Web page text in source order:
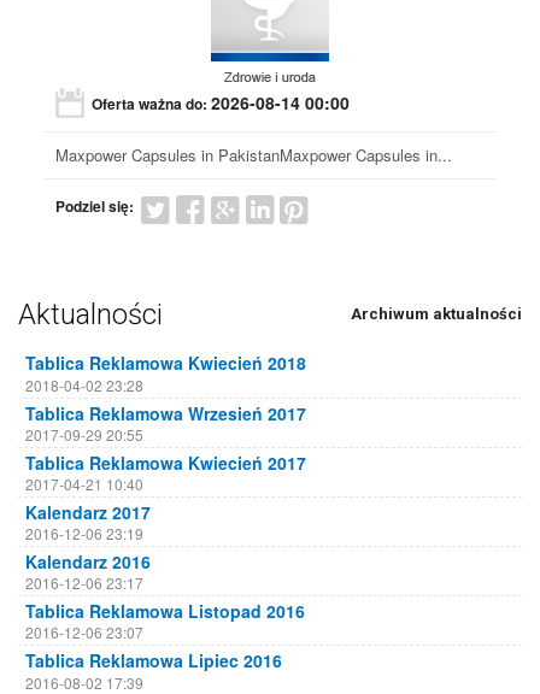
Oferta ważna do: 2026-08-14 00:00
Maxpower Capsules in PakistanMaxpower Capsules in...
Podziel się:
Aktualności Archiwum aktualności
Tablica Reklamowa Kwiecień 2018
2018-04-02 23:28
Tablica Reklamowa Wrzesień 2017
2017-09-29 20:55
Tablica Reklamowa Kwiecień 2017
2017-04-21 10:40
Kalendarz 2017
2016-12-06 23:19
Kalendarz 2016
2016-12-06 23:17
Tablica Reklamowa Listopad 2016
2016-12-06 23:07
Tablica Reklamowa Lipiec 2016
2016-08-02 17:39